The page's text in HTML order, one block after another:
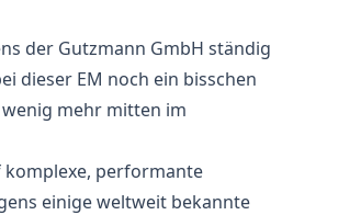
der Gutzmann GmbH ständig
dieser EM noch ein bisschen
mehr mitten im
komplexe, performante
einige weltweit bekannte